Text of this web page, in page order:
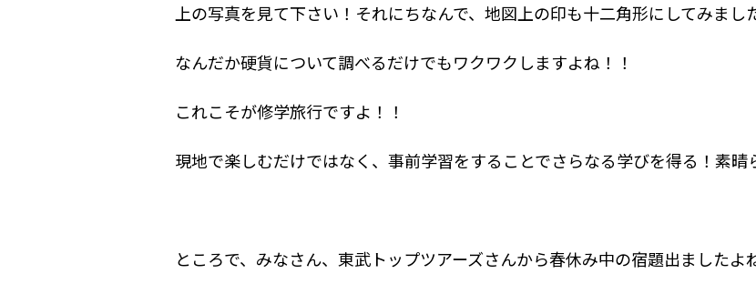
上の写真を見て下さい！それにちなんで、地図上の印も十二角形にしてみまし
なんだか硬貨について調べるだけでもワクワクしますよね！！
これこそが修学旅行ですよ！！
現地で楽しむだけではなく、事前学習をすることでさらなる学びを得る！素晴
ところで、みなさん、東武トップツアーズさんから春休み中の宿題出ました